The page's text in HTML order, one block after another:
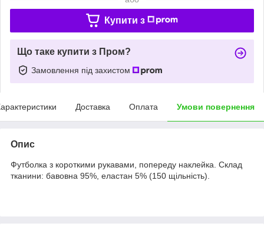
Купити з
Що таке купити з Пром?
Замовлення під захистом
Доставка Оплата Умови повернення
Опис
Футболка з короткими рукавами, попереду наклейка. Склад
тканини: бавовна 95%, еластан 5% (150 щільність).